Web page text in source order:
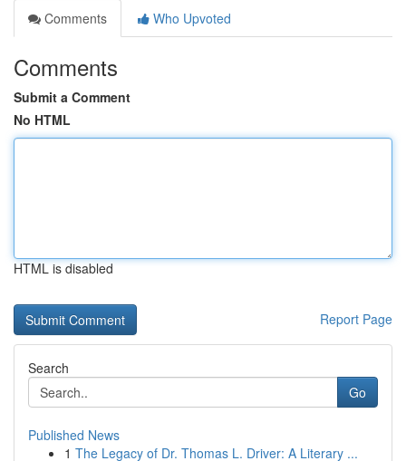
Comments
Who Upvoted
Comments
Submit a Comment
No HTML
HTML is disabled
Report Page
Search
Go
Published News
1 The Legacy of Dr. Thomas L. Driver: A Literary ...